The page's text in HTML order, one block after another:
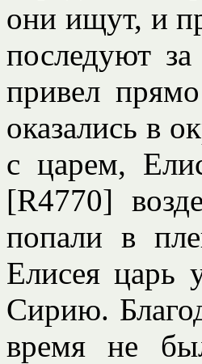
они ищут, и
последуют
привел
оказались в
с царем,
[R4770]
попали в
Елисея царь
Сирию.
время не